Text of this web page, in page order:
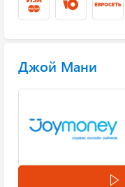
Джой Мани